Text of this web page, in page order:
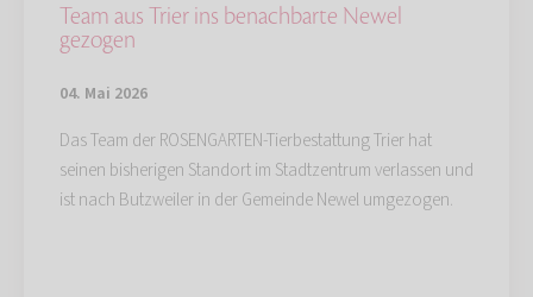
Team aus Trier ins benachbarte Newel
gezogen
04. Mai 2026
Das Team der ROSENGARTEN-Tierbestattung Trier hat
seinen bisherigen Standort im Stadtzentrum verlassen und
ist nach Butzweiler in der Gemeinde Newel umgezogen.